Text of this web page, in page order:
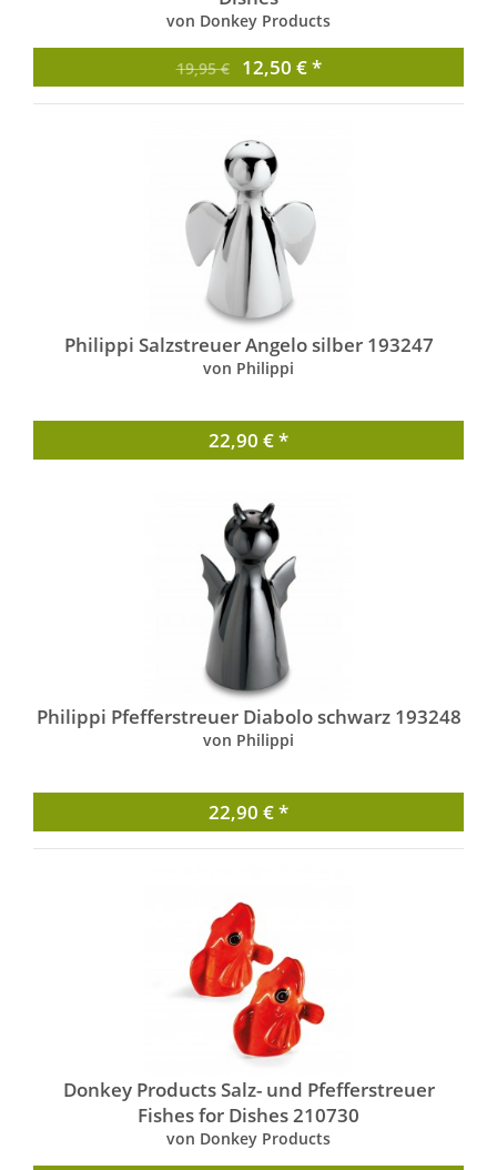
von Donkey Products
19,95 € 12,50 € *
Philippi Salzstreuer Angelo silber 193247
von Philippi
22,90 € *
Philippi Pfefferstreuer Diabolo schwarz 193248
von Philippi
22,90 € *
Donkey Products Salz- und Pfefferstreuer
Fishes for Dishes 210730
von Donkey Products